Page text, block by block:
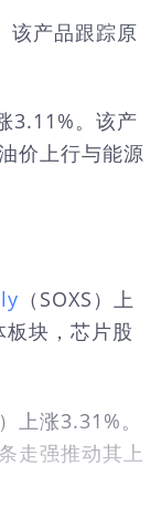
该产品跟踪原
3.11%。该产
价上行与能源
（SOXS）上
块，芯片股
）上涨3.31%。
走强推动其上